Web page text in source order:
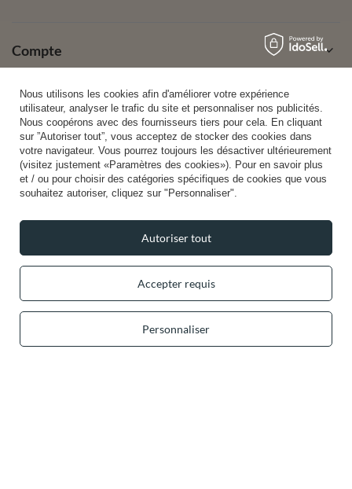
Compte
Aide
Info
+49 32 2210 915 31 (allemand/anglais)
contact@vivisence.com
, DE13 0SHBurton-on-Trent
Dans le magasin, nous présentons les prix bruts (TVA comprise).
Nous utilisons les cookies afin d'améliorer votre expérience
utilisateur, analyser le trafic du site et personnaliser nos publicités.
Nous coopérons avec des fournisseurs tiers pour cela. En cliquant
sur ”Autoriser tout”, vous acceptez de stocker des cookies dans
votre navigateur. Vous pourrez toujours les désactiver ultérieurement
(visitez justement «Paramètres des cookies»). Pour en savoir plus
et / ou pour choisir des catégories spécifiques de cookies que vous
souhaitez autoriser, cliquez sur "Personnaliser".
Accepter requis
Personnaliser
Autoriser tout